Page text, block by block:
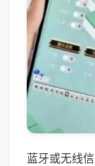
蓝牙或无线